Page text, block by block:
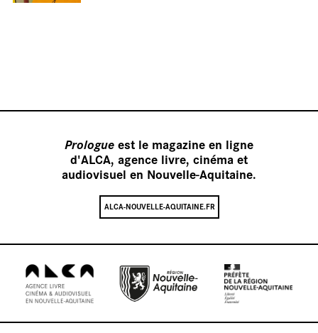
Prologue est le magazine en ligne
d'ALCA, agence livre, cinéma et
audiovisuel en Nouvelle-Aquitaine.
ALCA-NOUVELLE-AQUITAINE.FR